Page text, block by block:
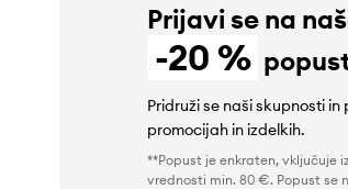
Prijavi se na
-20 %
Pridruži se naši skupnosti
promocijah in izdelkih.
**Popust je enkraten, vključuje
vrednosti min. 80 €. Popust se